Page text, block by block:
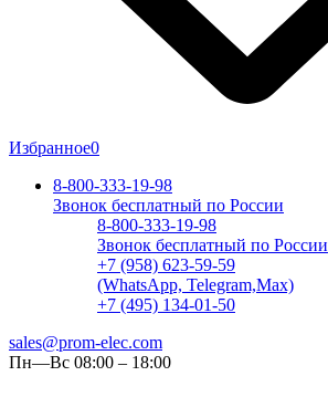
Избранное0
8-800-333-19-98
Звонок бесплатный по России
8-800-333-19-98
Звонок бесплатный по России
+7 (958) 623-59-59
(WhatsApp, Telegram,Max)
+7 (495) 134-01-50
sales@prom-elec.com
Пн—Вс 08:00 – 18:00